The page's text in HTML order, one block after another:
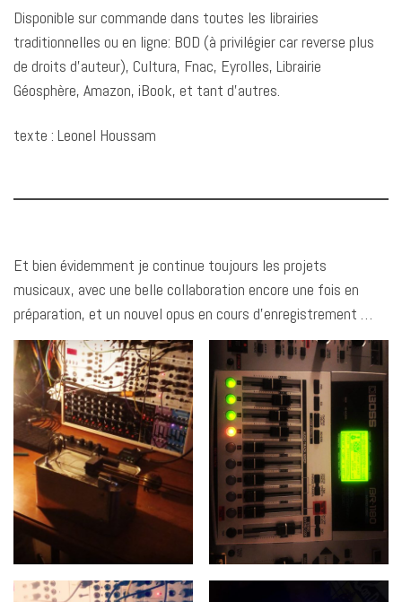
Disponible sur commande dans toutes les librairies
traditionnelles ou en ligne: BOD (à privilégier car reverse plus
de droits d’auteur), Cultura, Fnac, Eyrolles, Librairie
Géosphère, Amazon, iBook, et tant d’autres.
texte : Leonel Houssam
Et bien évidemment je continue toujours les projets
musicaux, avec une belle collaboration encore une fois en
préparation, et un nouvel opus en cours d’enregistrement …